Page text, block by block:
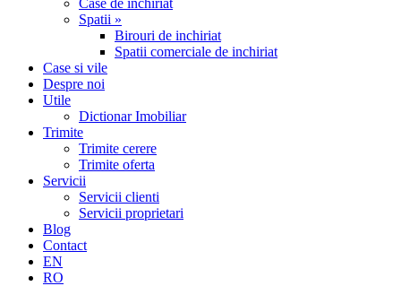
Case de inchiriat
Spatii »
Birouri de inchiriat
Spatii comerciale de inchiriat
Case si vile
Despre noi
Utile
Dictionar Imobiliar
Trimite
Trimite cerere
Trimite oferta
Servicii
Servicii clienti
Servicii proprietari
Blog
Contact
EN
RO